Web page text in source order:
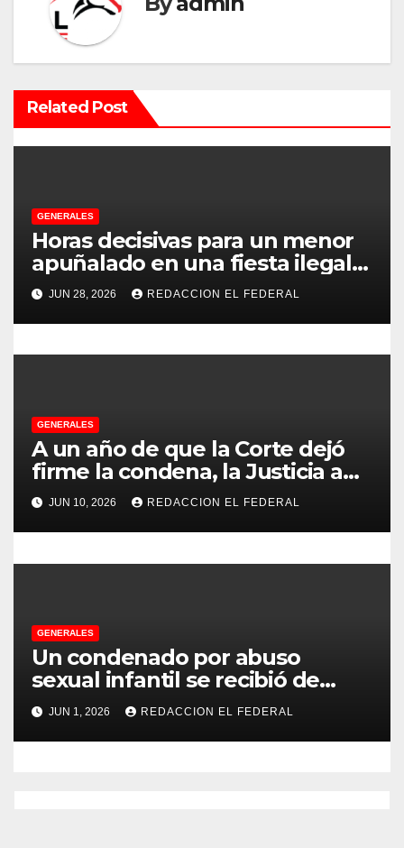
ó
n
d
e
n
t
r
a
a
s
Related Post
GENERALES
Horas decisivas para un menor
apuñalado en una fiesta ilegal
con más de 500 asistentes en
Chilecito
JUN 28, 2026 REDACCION EL FEDERAL
GENERALES
A un año de que la Corte dejó
firme la condena, la Justicia aún
no pudo decomisarle ni un peso
a CFK
JUN 10, 2026 REDACCION EL FEDERAL
GENERALES
Un condenado por abuso
sexual infantil se recibió de
psicopedagogo dentro del
Servicio Penitenciario de La
Rioja
JUN 1, 2026 REDACCION EL FEDERAL